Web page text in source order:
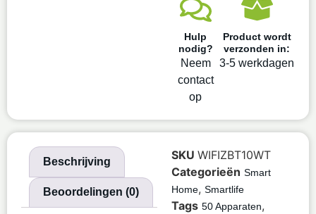
Hulp
nodig?
Neem
contact
op
Product wordt
verzonden in:
3-5 werkdagen
Beschrijving
Beoordelingen (0)
SKUWIFIZBT10WT
Categorieën Smart
Home,Smartlife
Tags 50 Apparaten,